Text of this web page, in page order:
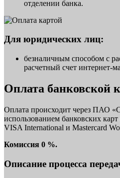
отделении банка.
Для юридических лиц:
безналичным способом с
расчетный счет интернет-
Оплата банковской
Оплата происходит через ПАО
использованием банковских
VISA International и Mastercard
Комиссия 0 %.
Описание процесса